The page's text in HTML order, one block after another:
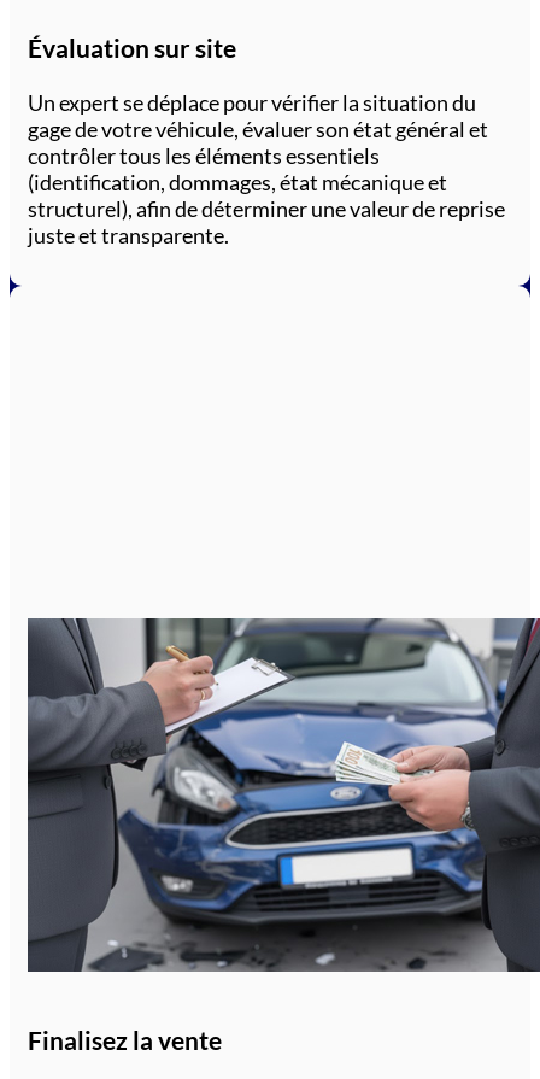
Évaluation sur site
Un expert se déplace pour vérifier la situation du
gage de votre véhicule, évaluer son état général et
contrôler tous les éléments essentiels
(identification, dommages, état mécanique et
structurel), afin de déterminer une valeur de reprise
juste et transparente.
Finalisez la vente